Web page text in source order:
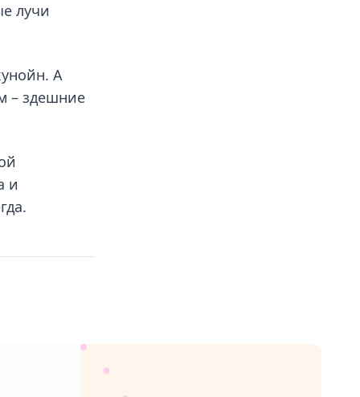
лучи
А
– здешние
и